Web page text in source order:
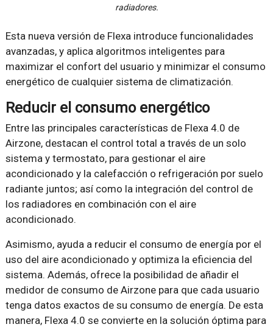
radiadores.
Esta nueva versión de Flexa introduce funcionalidades
avanzadas, y aplica algoritmos inteligentes para
maximizar el confort del usuario y minimizar el consumo
energético de cualquier sistema de climatización.
Reducir el consumo energético
Entre las principales características de Flexa 4.0 de
Airzone, destacan el control total a través de un solo
sistema y termostato, para gestionar el aire
acondicionado y la calefacción o refrigeración por suelo
radiante juntos; así como la integración del control de
los radiadores en combinación con el aire
acondicionado.
Asimismo, ayuda a reducir el consumo de energía por el
uso del aire acondicionado y optimiza la eficiencia del
sistema. Además, ofrece la posibilidad de añadir el
medidor de consumo de Airzone para que cada usuario
tenga datos exactos de su consumo de energía. De esta
manera, Flexa 4.0 se convierte en la solución óptima para